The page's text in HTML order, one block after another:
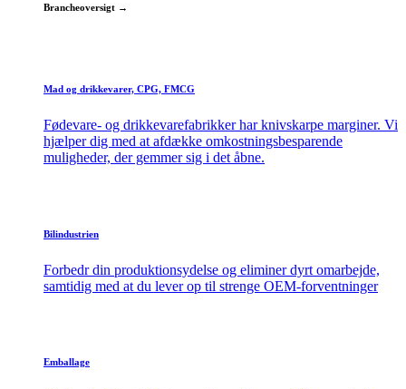
Brancheoversigt →
Mad og drikkevarer, CPG, FMCG
Fødevare- og drikkevarefabrikker har knivskarpe marginer. Vi
hjælper dig med at afdække omkostningsbesparende
muligheder, der gemmer sig i det åbne.
Bilindustrien
Forbedr din produktionsydelse og eliminer dyrt omarbejde,
samtidig med at du lever op til strenge OEM-forventninger
Emballage